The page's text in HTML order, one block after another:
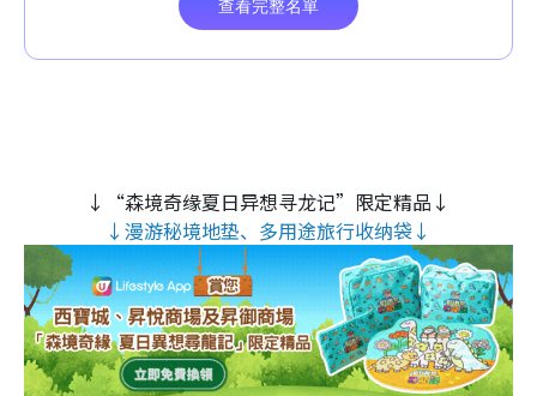
↓“森境奇缘夏日异想寻龙记”限定精品↓
↓漫游秘境地垫、多用途旅行收纳袋↓